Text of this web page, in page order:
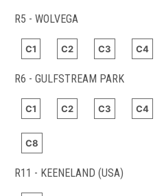
R5 - WOLVEGA
C1 C2 C3 C4
R6 - GULFSTREAM PARK
C1 C2 C3 C4
C8
R11 - KEENELAND (USA)